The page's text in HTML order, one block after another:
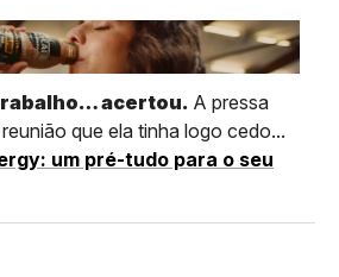
acertou. A pressa
que ela tinha logo cedo...
um pré-tudo para o seu